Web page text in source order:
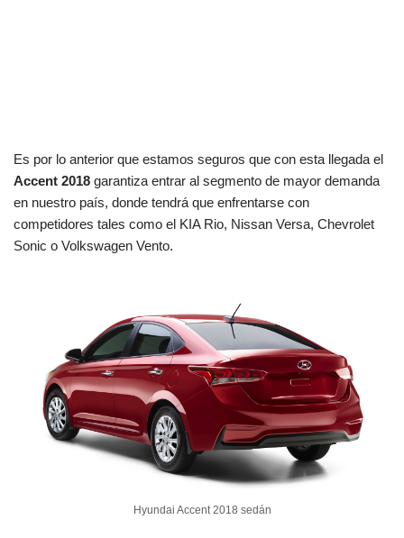
Es por lo anterior que estamos seguros que con esta llegada el
Accent 2018 garantiza entrar al segmento de mayor demanda
en nuestro país, donde tendrá que enfrentarse con
competidores tales como el KIA Rio, Nissan Versa, Chevrolet
Sonic o Volkswagen Vento.
Hyundai Accent 2018 sedán